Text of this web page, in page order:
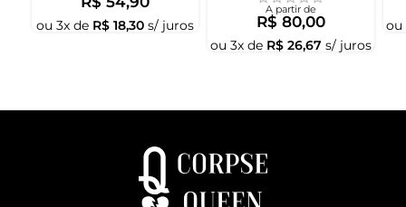
ou 3x de R$ 18,30 s/ juros
A partir de
R$ 80,00
ou 3x de R$ 26,67 s/ juros
ou